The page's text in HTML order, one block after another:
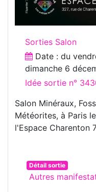
Sorties Salon
Date : du
dimanche 6
Idée sortie n°
Salon Minéraux,
Météorites, à Paris
l'Espace Charenton
Détail sortie
Autres